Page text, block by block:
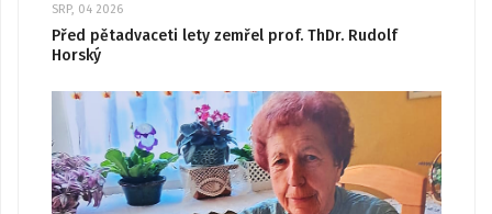
SRP, 04 2026
Před pětadvaceti lety zemřel prof. ThDr. Rudolf
Horský